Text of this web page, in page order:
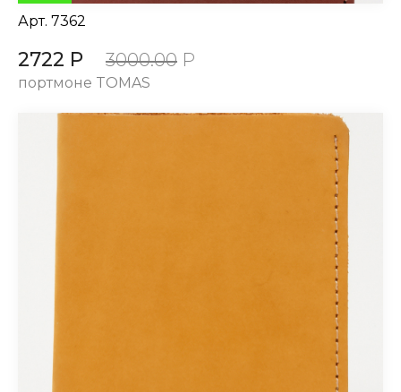
Арт. 7362
2722 Р 3000.00 Р
портмоне TOMAS